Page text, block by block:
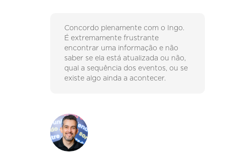
Concordo plenamente com o Ingo.
É extremamente frustrante
encontrar uma informação e não
saber se ela está atualizada ou não,
qual a sequência dos eventos, ou se
existe algo ainda a acontecer.